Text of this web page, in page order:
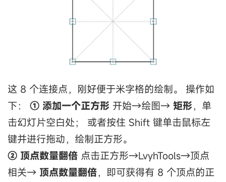
这 8 个连接点，刚好便于米字格的绘制。 操作如
下： ① 添加一个正方形 开始→绘图→ 矩形，单
击幻灯片空白处； 或者按住 Shift 键单击鼠标左
键并进行拖动，绘制正方形。
② 顶点数量翻倍 点击正方形→LvyhTools→顶点
相关→ 顶点数量翻倍，即可获得有 8 个顶点的正